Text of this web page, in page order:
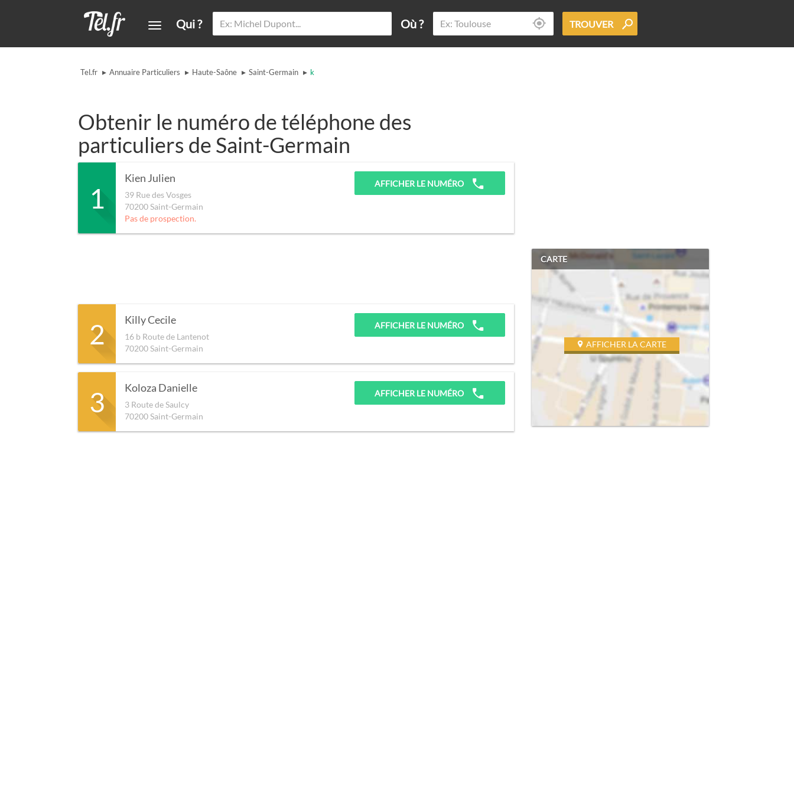
Qui ? Où ? TROUVER
Tel.fr ▸ Annuaire Particuliers ▸ Haute-Saône ▸ Saint-Germain ▸ k
Obtenir le numéro de téléphone des
particuliers de Saint-Germain
1
Kien Julien
39 Rue des Vosges
70200Saint-Germain
Pas de prospection.
AFFICHER LE NUMÉRO
2 Killy Cecile
16 b Route de Lantenot
70200Saint-Germain
AFFICHER LE NUMÉRO
3 Koloza Danielle
3 Route de Saulcy
70200Saint-Germain
AFFICHER LE NUMÉRO
CARTE
AFFICHER LA CARTE